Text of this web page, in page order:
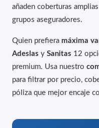
añaden coberturas
grupos aseguradores.
Quien prefiera máxima
Adeslas y Sanitas 12
premium. Usa nuestro
para filtrar por precio,
póliza que mejor encaje